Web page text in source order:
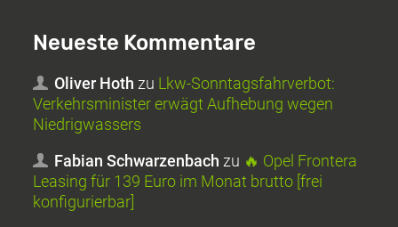
Neueste Kommentare
Oliver Hoth zu Lkw-Sonntagsfahrverbot:
Verkehrsminister erwägt Aufhebung wegen
Niedrigwassers
Fabian Schwarzenbach zu 🔥 Opel Frontera
Leasing für 139 Euro im Monat brutto [frei
konfigurierbar]